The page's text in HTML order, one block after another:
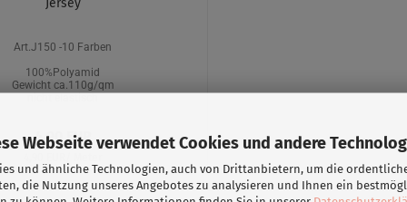
Webseite verwendet Cookies und andere
und ähnliche Technologien, auch von Drittanbietern, um die
die Nutzung unseres Angebotes zu analysieren und Ihnen ein
Jersey
Art.J150 -10 Farben
100%Polyamid
Gewicht ca.110g/qm
4,90 EUR